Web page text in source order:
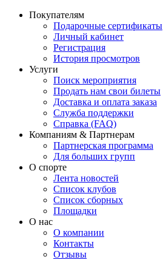
Покупателям
Подарочные сертификаты
Личный кабинет
Регистрация
История просмотров
Услуги
Поиск мероприятия
Продать нам свои билеты
Доставка и оплата заказа
Служба поддержки
Справка (FAQ)
Компаниям & Партнерам
Партнерская программа
Для больших групп
О спорте
Лента новостей
Список клубов
Список сборных
Площадки
О нас
О компании
Контакты
Отзывы